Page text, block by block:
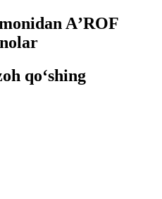
AʼROF
qo‘shing